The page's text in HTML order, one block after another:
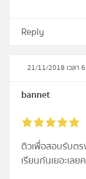
Reply
21/11/2018 เวลา
bannet
ติวเพื่อสอบรับตร
เรียนกันเยอะเลย